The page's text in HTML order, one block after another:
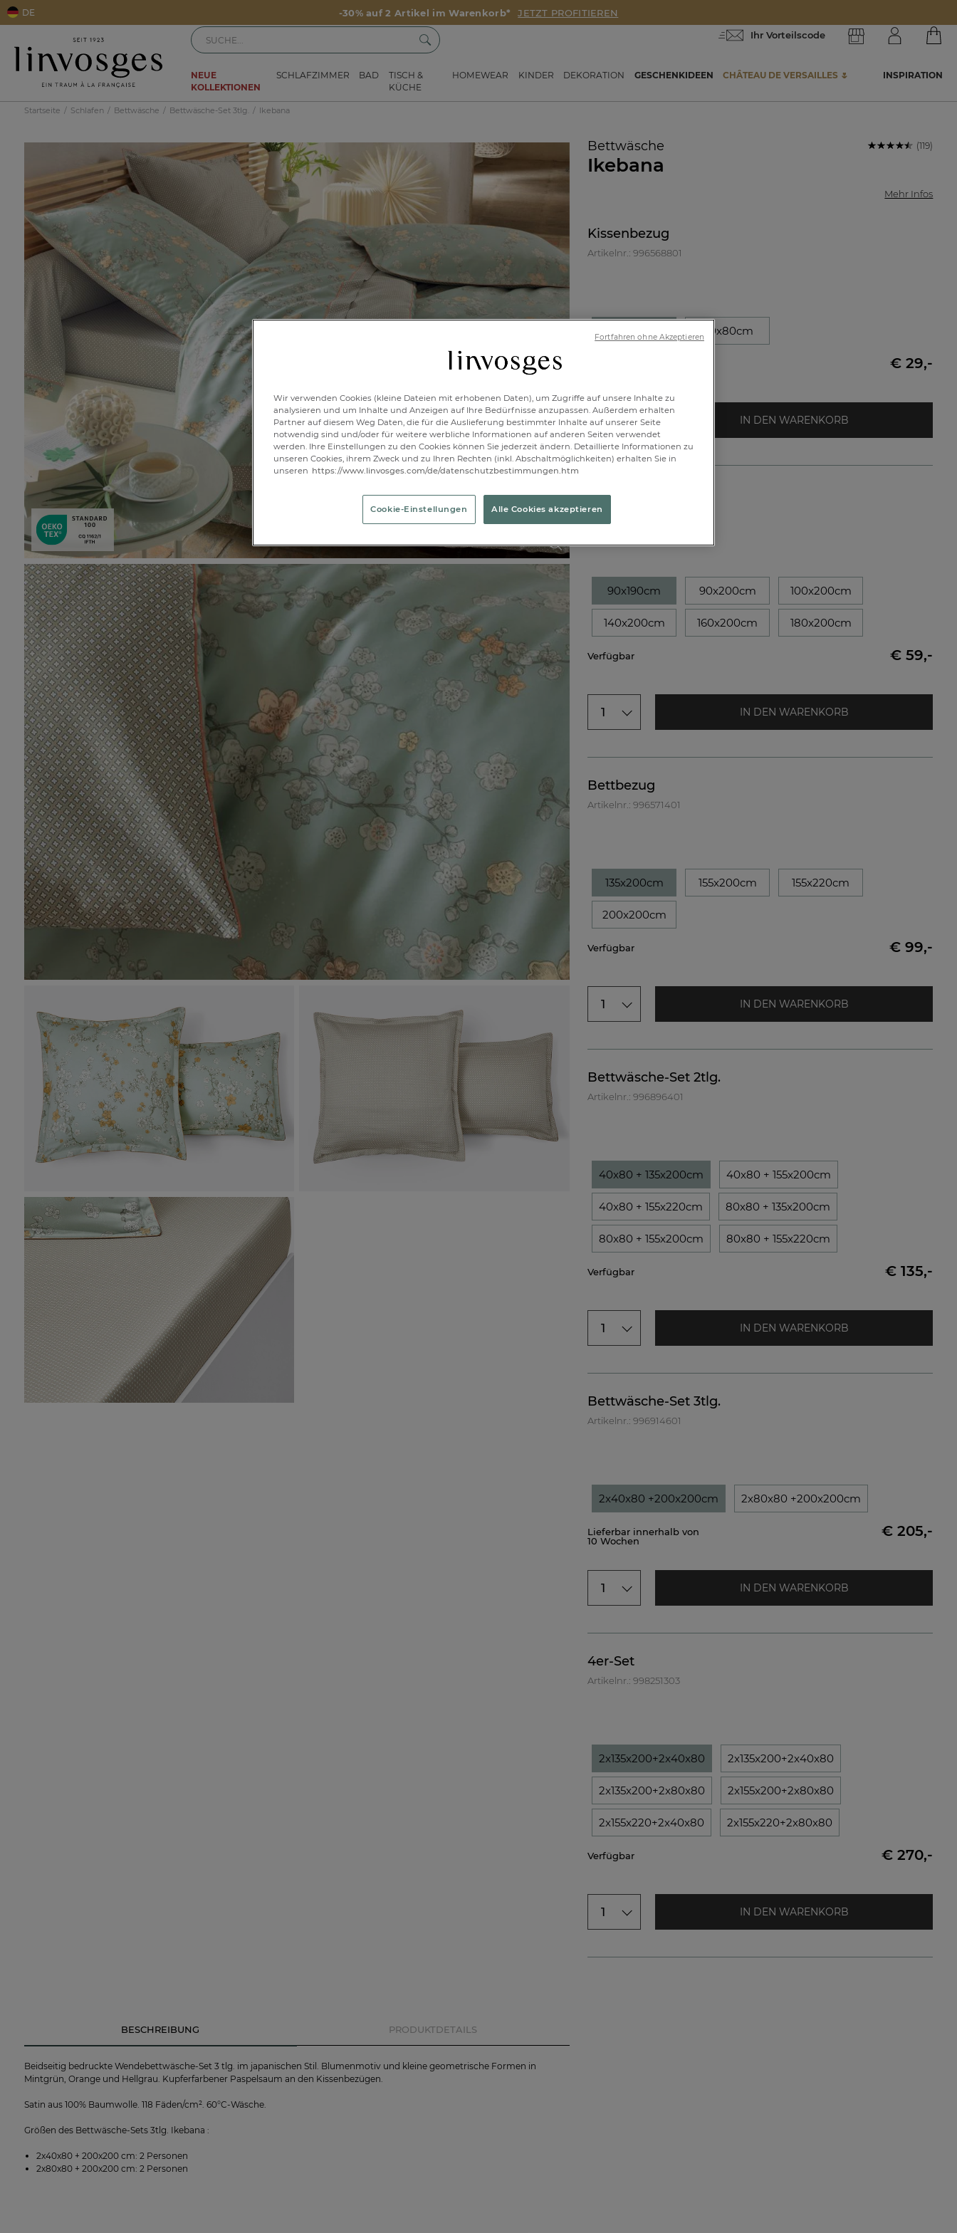
-30% auf 2 Artikel im Warenkorb* JETZT PROFITIEREN
DE
Ihr Vorteilscode
NEUE
KOLLEKTIONEN
SCHLAFZIMMER BAD
TISCH &
KÜCHE
HOMEWEAR KINDER DEKORATION GESCHENKIDEEN CHÂTEAU DE VERSAILLES 🌷 INSPIRATION
Startseite Schlafen Bettwäsche Bettwäsche-Set 3tlg. Ikebana
Bettwäsche
Ikebana
(119)
Mehr Infos
Kissenbezug
Artikelnr.: 996568801
40x80cm 80x80cm
€ 29,-
1 IN DEN WARENKORB
Spannbettlaken
Artikelnr.: 996576601
90x190cm 90x200cm 100x200cm
140x200cm 160x200cm 180x200cm
Verfügbar € 59,-
1 IN DEN WARENKORB
Bettbezug
Artikelnr.: 996571401
135x200cm 155x200cm 155x220cm
200x200cm
Verfügbar € 99,-
1 IN DEN WARENKORB
Bettwäsche-Set 2tlg.
Artikelnr.: 996896401
40x80 + 135x200cm 40x80 + 155x200cm
40x80 + 155x220cm 80x80 + 135x200cm
80x80 + 155x200cm 80x80 + 155x220cm
Verfügbar € 135,-
1 IN DEN WARENKORB
Bettwäsche-Set 3tlg.
Artikelnr.: 996914601
2x40x80 +200x200cm 2x80x80 +200x200cm
Lieferbar innerhalb von
10 Wochen
€ 205,-
1 IN DEN WARENKORB
4er-Set
Artikelnr.: 998251303
2x135x200+2x40x80 2x135x200+2x40x80
2x135x200+2x80x80 2x155x200+2x80x80
2x155x220+2x40x80 2x155x220+2x80x80
Verfügbar € 270,-
1 IN DEN WARENKORB
BESCHREIBUNG PRODUKTDETAILS
Beidseitig bedruckte Wendebettwäsche-Set 3 tlg. im japanischen Stil. Blumenmotiv und kleine geometrische Formen in
Mintgrün, Orange und Hellgrau. Kupferfarbener Paspelsaum an den Kissenbezügen.
Satin aus 100% Baumwolle. 118 Fäden/cm². 60°C-Wäsche.
Größen des Bettwäsche-Sets 3tlg. Ikebana :
2x40x80 + 200x200 cm: 2 Personen
2x80x80 + 200x200 cm: 2 Personen
Wir verwenden Cookies (kleine Dateien mit erhobenen Daten), um Zugriffe auf unsere Inhalte zu
analysieren und um Inhalte und Anzeigen auf Ihre Bedürfnisse anzupassen. Außerdem erhalten
Partner auf diesem Weg Daten, die für die Auslieferung bestimmter Inhalte auf unserer Seite
notwendig sind und/oder für weitere werbliche Informationen auf anderen Seiten verwendet
werden. Ihre Einstellungen zu den Cookies können Sie jederzeit ändern. Detaillierte Informationen zu
unseren Cookies, ihrem Zweck und zu Ihren Rechten (inkl. Abschaltmöglichkeiten) erhalten Sie in
unseren https://www.linvosges.com/de/datenschutzbestimmungen.htm
Cookie-Einstellungen Alle Cookies akzeptieren
Fortfahren ohne Akzeptieren